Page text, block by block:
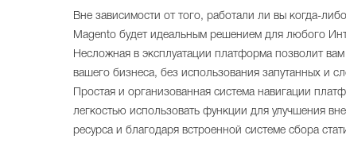
Вне зависимости от того, работали ли вы когда-
Magento будет идеальным решением для любого
Несложная в эксплуатации платформа позволит
вашего бизнеса, без использования запутанных и
Простая и организованная система навигации
легкостью использовать функции для улучшения
ресурса и благодаря встроенной системе сбора